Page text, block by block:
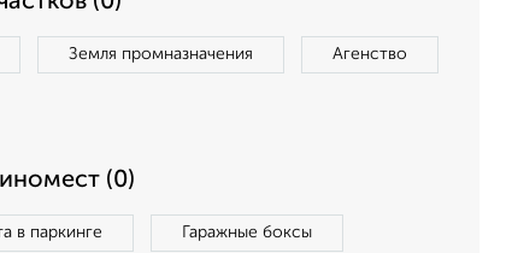
Земля промназначения Агенство
(0)
в паркинге Гаражные боксы